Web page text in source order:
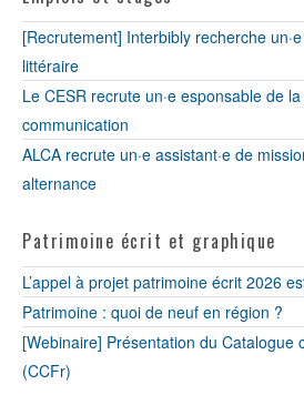
[Recrutement] Interbibly recherche
littéraire
Le CESR recrute un·e esponsable de
communication
ALCA recrute un·e assistant·e de
alternance
Patrimoine écrit et graphique
L’appel à projet patrimoine écrit 2026
Patrimoine : quoi de neuf en région ?
[Webinaire] Présentation du Catalogue
(CCFr)